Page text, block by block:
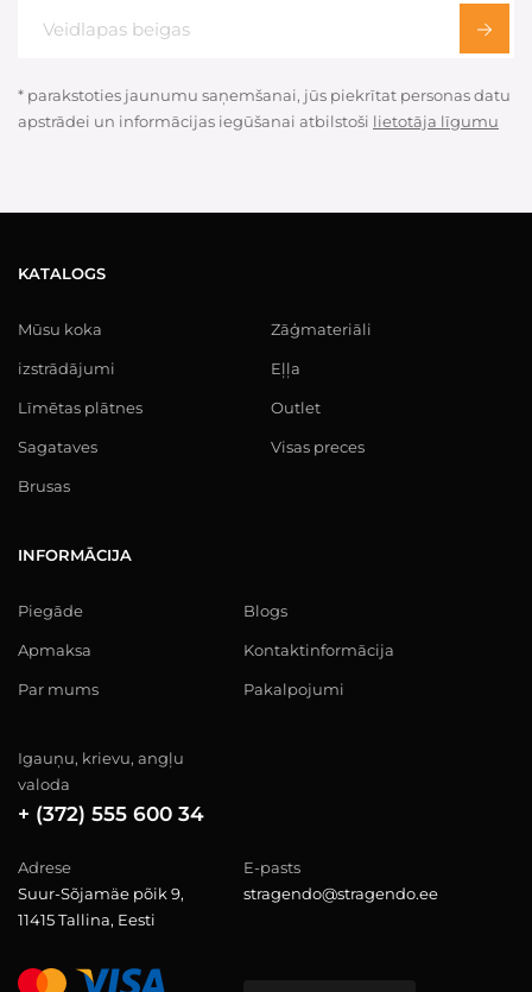
* parakstoties jaunumu saņemšanai, jūs piekrītat personas datu
apstrādei un informācijas iegūšanai atbilstoši lietotāja līgumu
KATALOGS
Mūsu koka
izstrādājumi
Līmētas plātnes
Sagataves
Brusas
Zāģmateriāli
Eļļa
Outlet
Visas preces
INFORMĀCIJA
Piegāde
Apmaksa
Par mums
Blogs
Kontaktinformācija
Pakalpojumi
Igauņu, krievu, angļu
valoda
+ (372) 555 600 34
Adrese
Suur-Sõjamäe põik 9,
11415 Tallina, Eesti
E-pasts
stragendo@stragendo.ee